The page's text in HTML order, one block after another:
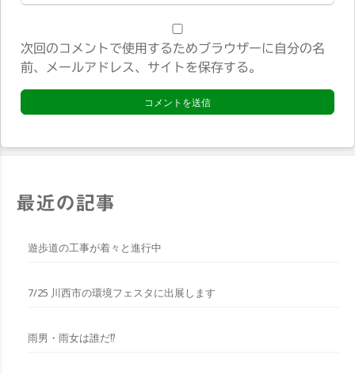
イ
ト
*
次回のコメントで使用するためブラウザーに自分の名
前、メールアドレス、サイトを保存する。
最近の記事
遊歩道の工事が着々と進行中
7/25 川西市の環境フェスタに出展します
雨男・雨女は誰だ⁉︎